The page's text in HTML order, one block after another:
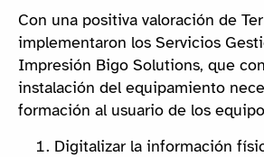
Con una positiva valoración de
implementaron los Servicios
Impresión Bigo Solutions, que
instalación del equipamiento
formación al usuario de los
Digitalizar la información